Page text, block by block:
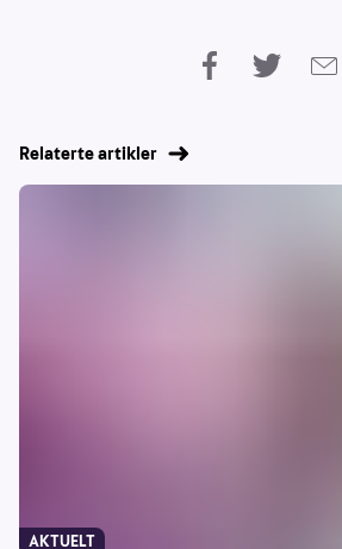
Relaterte artikler
AKTUELT